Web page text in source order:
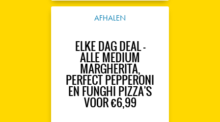
AFHALEN
ELKE DAG DEAL -
ALLE MEDIUM
MARGHERITA,
PERFECT PEPPERONI
EN FUNGHI PIZZA'S
VOOR €6,99